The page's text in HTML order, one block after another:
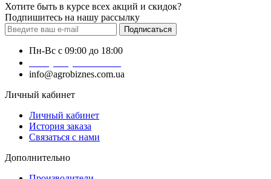
Хотите быть в курсе всех акций и скидок?
Подпишитесь на нашу рассылку
Подписаться
Пн-Вс с 09:00 до 18:00
info@agrobiznes.com.ua
Личный кабинет
Личный кабинет
История заказа
Связаться с нами
Дополнительно